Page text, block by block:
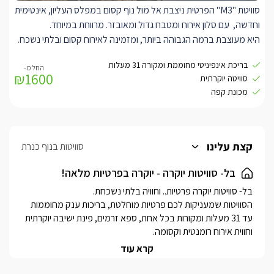
בנוסף, קיים חדר שינה עם חדר רחצה מפואר , להזמנת החדר הנוסף
בתיאום מול בעל המתחם ובתוספת תשלום.
סוויטת "M3" הפרטית ניצבת אל מול נוף קסום במפלס העליון, אינטימית
וחדשה, עם סלון אירוח ומטבח גדול ומאובזר. מרווחת במיוחד.
היא מעוצבת ברמה הגבוהה ביותר, ומזמינה לאירוח קסום ובלתי נשכח.
לאנטרנט אלחוטי.
מטבח מאובזר עם מכונת אספרסו חדשה וקפסולות, תנור ומיקרוגל,
מקרר, וכלי הגשה לשימוש המתארחים. בנוסף, שולחן אוכל.
מחוברת לאינטרנט אלחוטי.
עם אבזור מלא ויוקרתי, עם כורסאות זוגיות, שטיחים ומראות, עציצי נוי
ותאורה מיוחדת.
לסוויטה חדר רחצה מרווח וגדול במיוחד בו תמצאו עם שירותים, כיור זוגי
מהודר, עם מראות מעוצבות, ואמבט אליפסה קרמי מיוחד.
בריכת אינפיניטי מחוממת ומקורה 31 מעלות
סוויטה יוקרתית
מכונת קפה
₪1600
קצת עלינו סוויטות בנוף כנרת
בל- סוויטות יוקרה - יוקרה בפרטיות מלאה!
קרא עוד